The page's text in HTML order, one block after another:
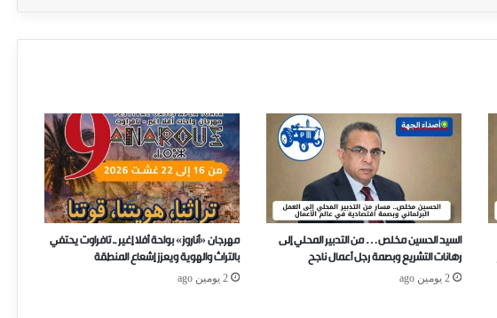
السيد الحسين مخلص… من التدبير المحلي إلى
رهانات التشريع وبصمة رجل أعمال ناجح
2 يومين ago
مهرجان «أناروز» بواحة أفلا إغير ـ تافراوت يحتفي
بالتراث والهوية ويعزز إشعاع المنطقة
2 يومين ago